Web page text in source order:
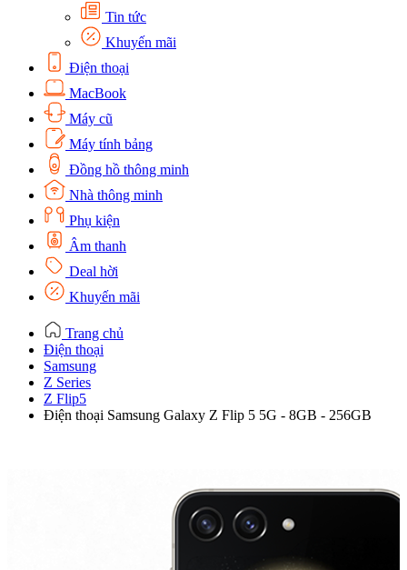
Tin tức
Khuyến mãi
Điện thoại
MacBook
Máy cũ
Máy tính bảng
Đồng hồ thông minh
Nhà thông minh
Phụ kiện
Âm thanh
Deal hời
Khuyến mãi
Trang chủ
Điện thoại
Samsung
Z Series
Z Flip5
Điện thoại Samsung Galaxy Z Flip 5 5G - 8GB - 256GB